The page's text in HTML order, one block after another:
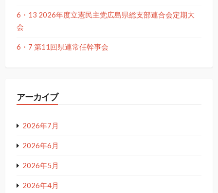
6・13 2026年度立憲民主党広島県総支部連合会定期大
会
6・7 第11回県連常任幹事会
アーカイブ
2026年7月
2026年6月
2026年5月
2026年4月